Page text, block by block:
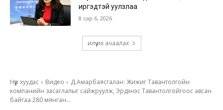
иргэдтэй уулзлаа
8 сар 6, 2026
илүү их ачаалах